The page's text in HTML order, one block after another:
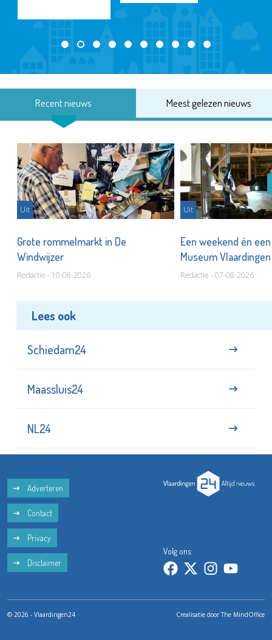
Recent nieuws Meest gelezen nieuws
Uit
Grote rommelmarkt in De
Windwijzer
Redactie - 10-08-2026
Uit
Een weekend én
Museum
Redactie - 07-08-2026
Lees ook
Schiedam24
Maassluis24
NL24
Adverteren
Contact
Privacy
Disclaimer
Volg ons:
© 2026 - Vlaardingen24 Crealisatie doorThe MindOffice